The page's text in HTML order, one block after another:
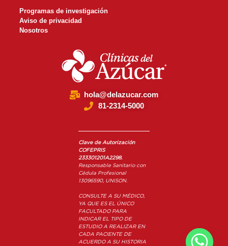
Programas de investigación
Aviso de privacidad
Nosotros
hola@delazucar.com
81-2314-5000
Clave de Autorización
COFEPRIS
233301201A2298.
Responsable Sanitario con
Cédula Profesional
13096590, UNISON.
CONSULTE A SU MÉDICO,
YA QUE ES EL ÚNICO
FACULTADO PARA
INDICAR EL TIPO DE
ESTUDIO A REALIZAR EN
CADA PACIENTE DE
ACUERDO A SU HISTORIA